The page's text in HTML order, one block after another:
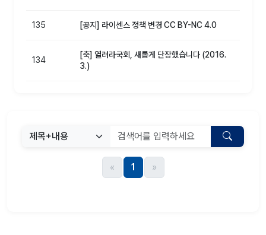
135 [공지] 라이센스 정책 변경 CC BY-NC 4.0
134
[축] 열려라국회, 새롭게 단장했습니다 (2016.
3.)
« 1 »